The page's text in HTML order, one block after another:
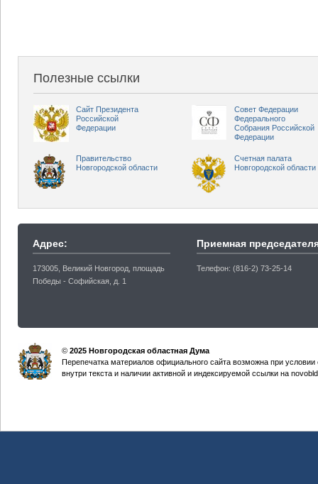
Полезные ссылки
Сайт Президента
Российской
Федерации
Совет Федерации
Федерального
Собрания Российской
Федерации
Правительство
Новгородской области
Счетная палата
Новгородской области
Адрес:
173005, Великий Новгород, площадь
Победы - Софийская, д. 1
Приемная
Телефон: (816-2) 73-25-14
© 2025 Новгородская областная Дума
Перепечатка материалов официального сайта возможна при
внутри текста и наличии активной и индексируемой ссылки на